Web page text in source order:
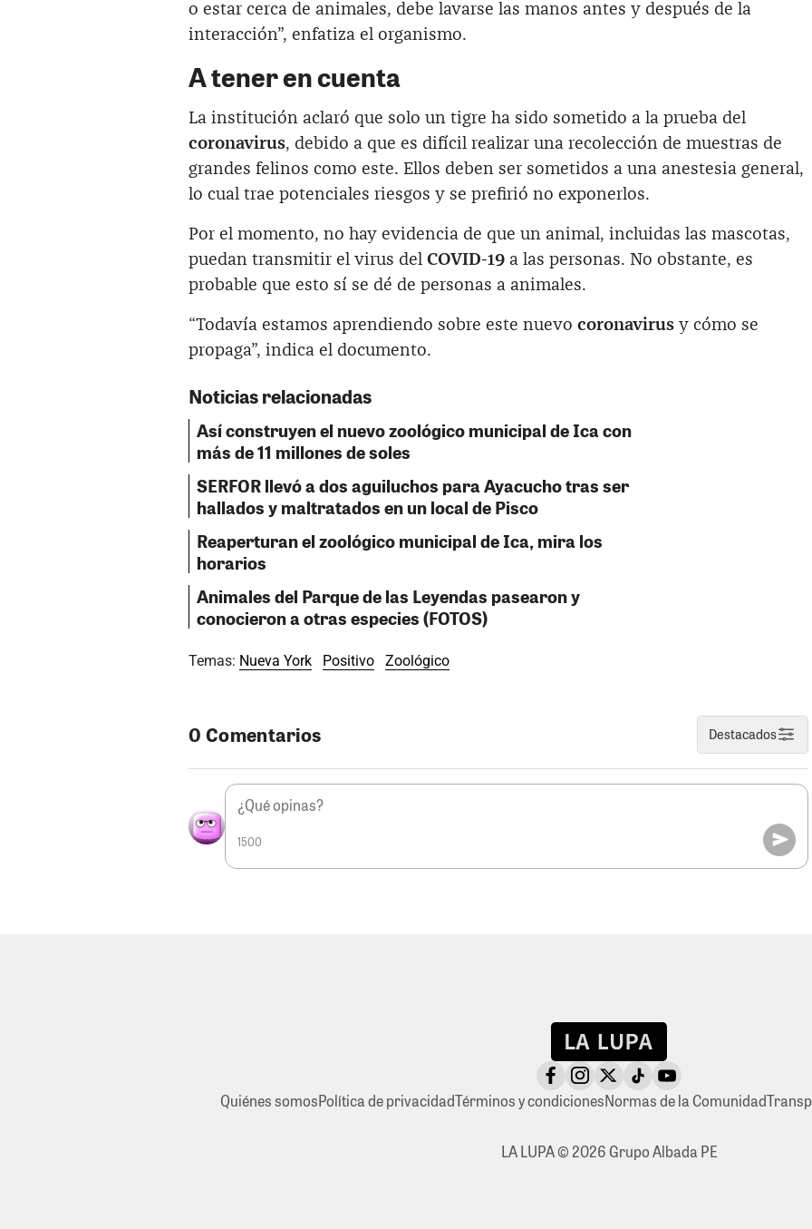
o estar cerca de animales, debe lavarse las manos antes y después de la
interacción”, enfatiza el organismo.‌
A tener en cuenta
La institución aclaró que solo un tigre ha sido sometido a la prueba del
coronavirus, debido a que es difícil realizar una recolección de muestras de
grandes felinos como este. Ellos deben ser sometidos a una anestesia general,
lo cual trae potenciales riesgos y se prefirió no exponerlos.
Por el momento, no hay evidencia de que un animal, incluidas las mascotas,
puedan transmitir el virus del COVID-19 a las personas. No obstante, es
probable que esto sí se dé de personas a animales.‌
“Todavía estamos aprendiendo sobre este nuevo coronavirus y cómo se
propaga”, indica el documento.
Noticias relacionadas
Así construyen el nuevo zoológico municipal de Ica con
más de 11 millones de soles
SERFOR llevó a dos aguiluchos para Ayacucho tras ser
hallados y maltratados en un local de Pisco
Reaperturan el zoológico municipal de Ica, mira los
horarios
Animales del Parque de las Leyendas pasearon y
conocieron a otras especies (FOTOS)
Temas: Nueva York Positivo Zoológico
0 Comentarios Destacados
1500
Quiénes somosPolítica de privacidadTérminos y condicionesNormas de la Comunidad
LA LUPA © 2026 Grupo Albada PE